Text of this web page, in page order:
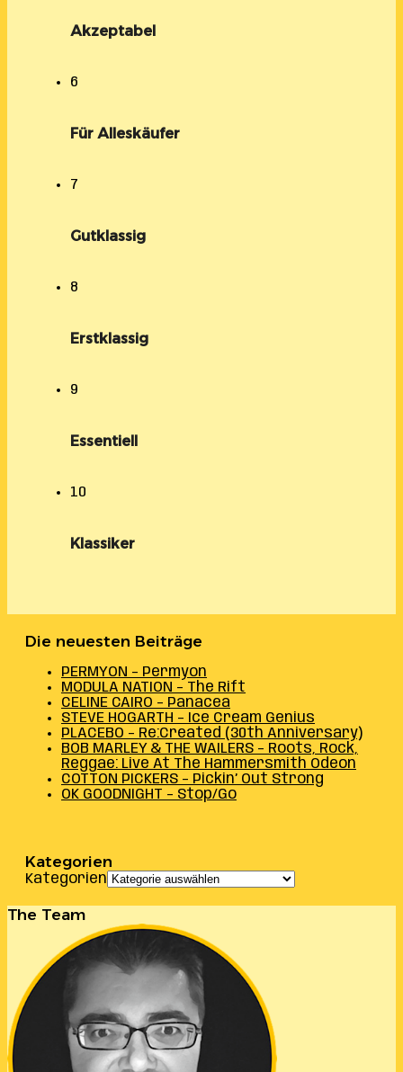
Akzeptabel
6
Für Alleskäufer
7
Gutklassig
8
Erstklassig
9
Essentiell
10
Klassiker
Die neuesten Beiträge
PERMYON – Permyon
MODULA NATION – The Rift
CELINE CAIRO – Panacea
STEVE HOGARTH – Ice Cream Genius
PLACEBO – Re:Created (30th Anniversary)
BOB MARLEY & THE WAILERS – Roots, Rock,
Reggae: Live At The Hammersmith Odeon
COTTON PICKERS – Pickin’ Out Strong
OK GOODNIGHT – Stop/Go
Kategorien
Kategorien
The Team